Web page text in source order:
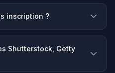
inscription ?
Shutterstock, Getty